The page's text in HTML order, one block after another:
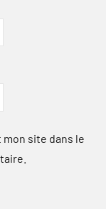
site dans le